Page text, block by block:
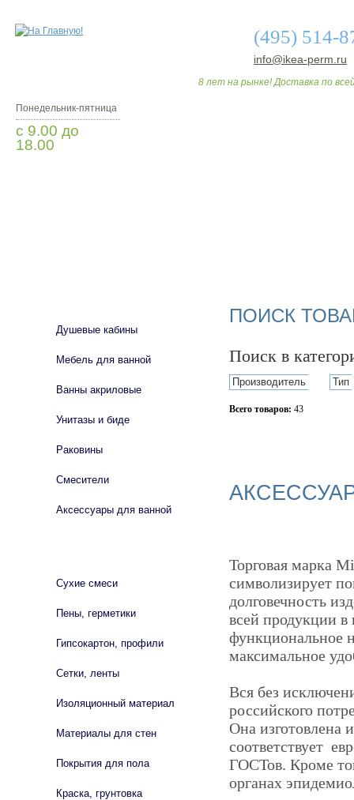
(495) 514-
info@ikea-perm.ru
8 лет на рынке! Доставка по
Понедельник-пятница
с 9.00 до
18.00
ПОИСК
Поиск в
Производитель Тип
Всего товаров: 43
Торговая марка
символизирует
долговечность
всей продукции в
функциональное
максимальное
Вся без
российского
Она изготовлена
соответствует
ГОСТов. Кроме
органах
Душевые кабины
Мебель для ванной
Ванны акриловые
Унитазы и биде
Раковины
Смесители
Аксессуары для ванной
Сухие смеси
Пены, герметики
Гипсокартон, профили
Сетки, ленты
Изоляционный материал
Материалы для стен
Покрытия для пола
Краска, грунтовка